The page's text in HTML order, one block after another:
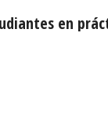
de 2026 en